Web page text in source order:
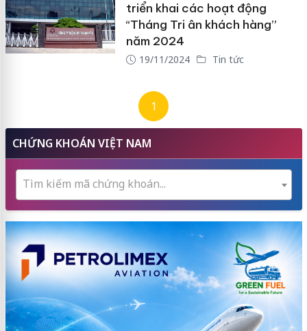
triển khai các hoạt động
“Tháng Tri ân khách hàng”
năm 2024
19/11/2024 Tin tức
1
CHỨNG KHOÁN VIỆT NAM
Tìm kiếm mã chứng khoán...